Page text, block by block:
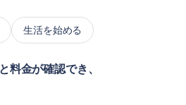
生活を始める
料金が確認でき、